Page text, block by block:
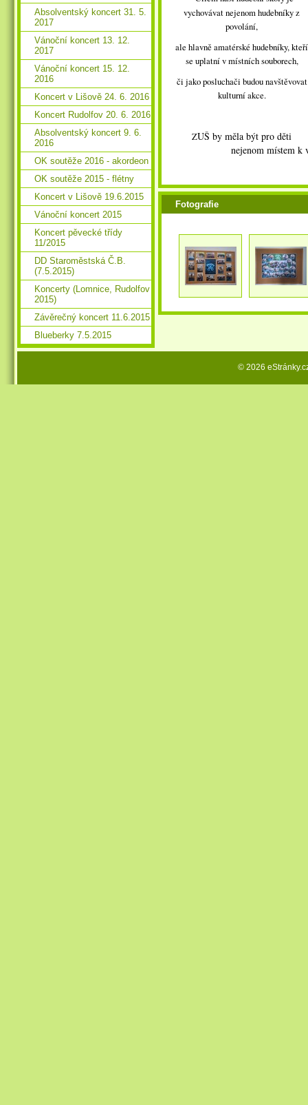
vychovávat nejenom hudebníky z
povolání,
ale hlavně amatérské hudebníky, kteří
se uplatní v místních souborech,
či jako posluchači budou navštěvovat
kulturní akce.
ZUŠ by měla být pro děti
nejenom místem k
Fotografie
Absolventský koncert 31. 5.
2017
Vánoční koncert 13. 12.
2017
Vánoční koncert 15. 12.
2016
Koncert v Lišově 24. 6. 2016
Koncert Rudolfov 20. 6. 2016
Absolventský koncert 9. 6.
2016
OK soutěže 2016 - akordeon
OK soutěže 2015 - flétny
Koncert v Lišově 19.6.2015
Vánoční koncert 2015
Koncert pěvecké třídy
11/2015
DD Staroměstská Č.B.
(7.5.2015)
Koncerty (Lomnice, Rudolfov
2015)
Závěrečný koncert 11.6.2015
Blueberky 7.5.2015
© 2026